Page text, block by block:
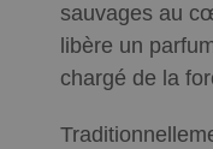
sauvages au
libère un
chargé de la